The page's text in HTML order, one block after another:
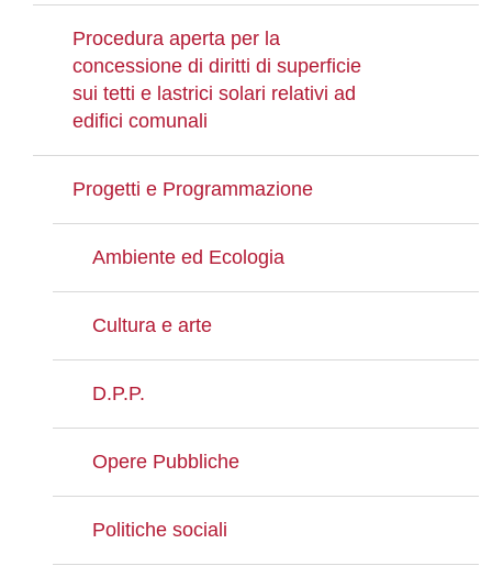
Procedura aperta per la
concessione di diritti di superficie
sui tetti e lastrici solari relativi ad
edifici comunali
Progetti e Programmazione
Ambiente ed Ecologia
Cultura e arte
D.P.P.
Opere Pubbliche
Politiche sociali